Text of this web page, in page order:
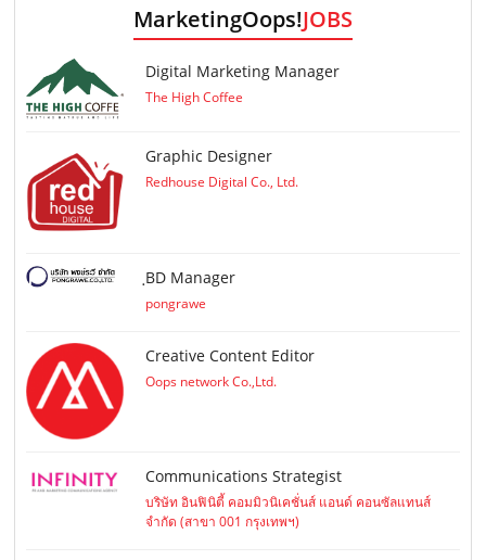
MarketingOops!JOBS
Digital Marketing Manager
The High Coffee
Graphic Designer
Redhouse Digital Co., Ltd.
ฺBD Manager
pongrawe
Creative Content Editor
Oops network Co.,Ltd.
Communications Strategist
บริษัท อินฟินิตี้ คอมมิวนิเคชั่นส์ แอนด์ คอนซัลแทนส์
จำกัด (สาขา 001 กรุงเทพฯ)